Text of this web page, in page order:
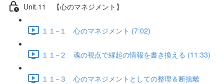
Unit.11 【心のマネジメント】
１１−１ 心のマネジメント (7:02)
１１−２ 魂の視点で縁起の情報を書き換える (11:33)
１１−３ 心のマネジメントとしての整理＆断捨離